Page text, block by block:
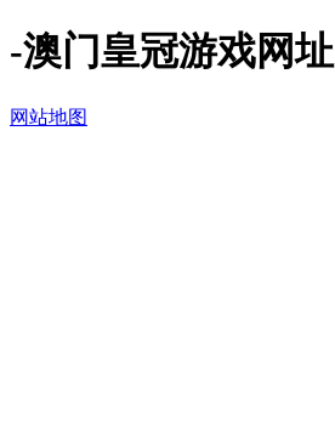
-澳门皇冠游戏网址
网站地图